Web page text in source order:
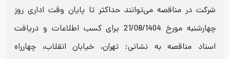
شرکت در مناقصه می‌توانند حداکثر تا پایان وقت اداری روز
چهارشنبه مورخ 21/08/1404 برای کسب اطلاعات و دریافت
اسناد مناقصه به نشانی: تهران، خیابان انقلاب، چهارراه